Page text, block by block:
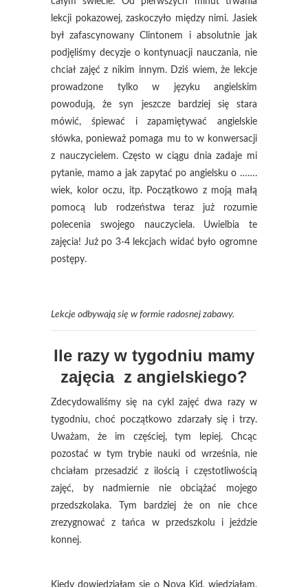
lekcji pokazowej, zaskoczyło między nimi. Jasiek
był zafascynowany Clintonem i absolutnie jak
podjęliśmy decyzje o kontynuacji nauczania, nie
chciał zajęć z nikim innym. Dziś wiem, że lekcje
prowadzone tylko w języku angielskim
powodują, że syn jeszcze bardziej się stara
mówić, śpiewać i zapamiętywać angielskie
słówka, ponieważ pomaga mu to w konwersacji
z nauczycielem. Często w ciągu dnia zadaje mi
pytanie, mamo a jak zapytać po angielsku o …….
wiek, kolor oczu, itp. Początkowo z moją małą
pomocą lub rodzeństwa teraz już rozumie
polecenia swojego nauczyciela. Uwielbia te
zajęcia! Już po 3-4 lekcjach widać było ogromne
postępy.
Lekcje odbywają się w formie radosnej zabawy.
Ile razy w tygodniu mamy
zajęcia z angielskiego?
Zdecydowaliśmy się na cykl zajęć dwa razy w
tygodniu, choć początkowo zdarzały się i trzy.
Uważam, że im częściej, tym lepiej. Chcąc
pozostać w tym trybie nauki od września, nie
chciałam przesadzić z ilością i częstotliwością
zajęć, by nadmiernie nie obciążać mojego
przedszkolaka. Tym bardziej że on nie chce
zrezygnować z tańca w przedszkolu i jeździe
konnej.
Kiedy dowiedziałam się o Nova Kid, wiedziałam,